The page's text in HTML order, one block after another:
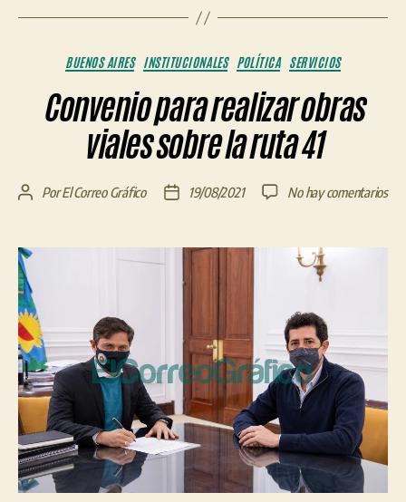
Categorías
BUENOS AIRES INSTITUCIONALES POLÍTICA SERVICIOS
Convenio para realizar obras
viales sobre la ruta 41
Autor
entrada
PorEl Correo Gráfico
Fecha
entrada
19/08/2021 No hay comentariosen
41